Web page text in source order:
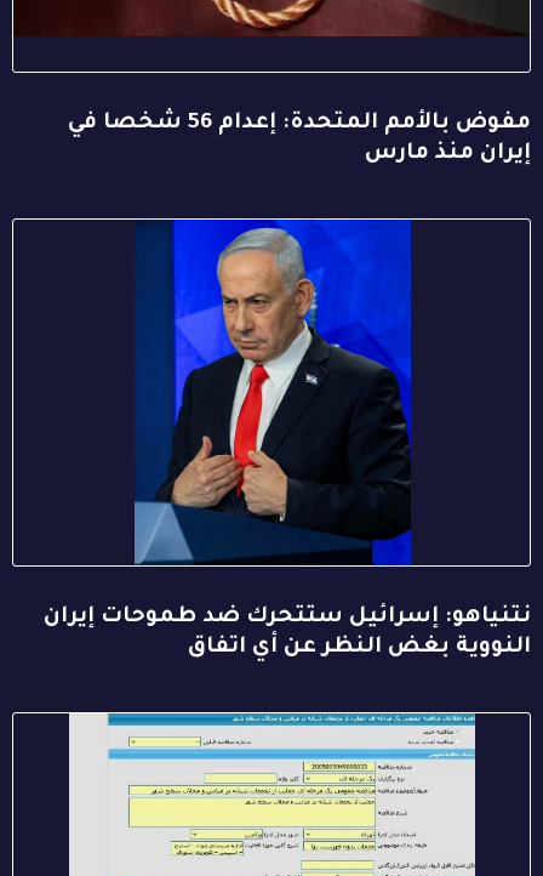
مفوض بالأمم المتحدة: إعدام 56 شخصا في
إيران منذ مارس
نتنياهو: إسرائيل ستتحرك ضد طموحات إيران
النووية بغض النظر عن أي اتفاق